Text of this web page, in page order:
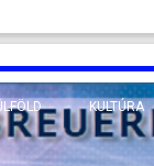
EURÓPA
KULTÚRA